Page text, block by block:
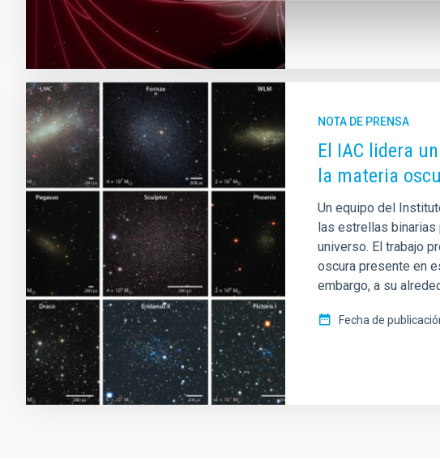
NOTA DE PRENSA
El IAC lidera
la materia
Un equipo del
las estrellas binarias
universo. El trabajo
oscura presente en
embargo, a su
Fecha de